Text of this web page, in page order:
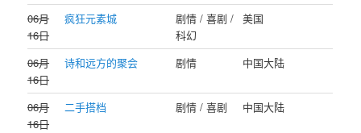
06月
16日
疯狂元素城
剧情 / 喜剧 /
科幻
美国
06月
16日
诗和远方的聚会 剧情 中国大陆
06月
16日
二手搭档 剧情 / 喜剧 中国大陆